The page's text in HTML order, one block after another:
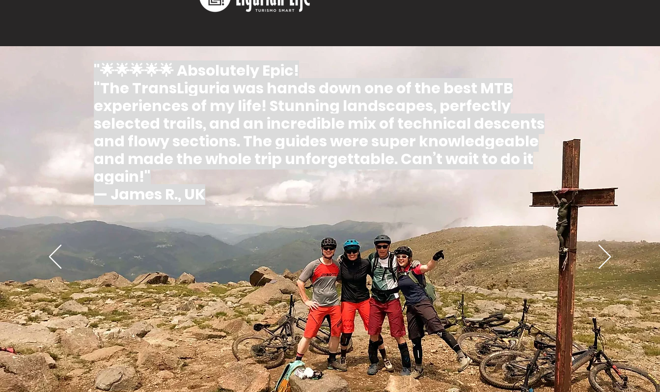
"🌟🌟🌟🌟🌟 Absolutely Epic!
"The TransLiguria was hands down one of the best MTB
experiences of my life! Stunning landscapes, perfectly
selected trails, and an incredible mix of technical descents
and flowy sections. The guides were super knowledgeable
and made the whole trip unforgettable. Can’t wait to do it
again!"
— James R., UK